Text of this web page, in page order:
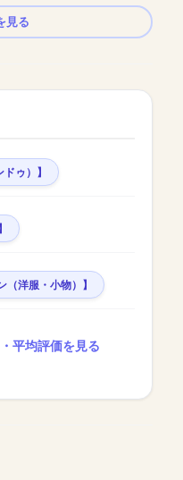
見る
ゥ）】
（洋服・小物）】
平均評価を見る